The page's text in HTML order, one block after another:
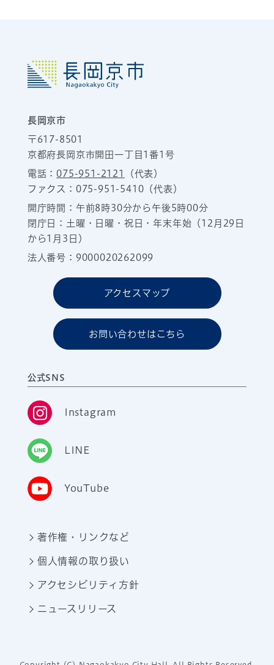
長岡京市
〒617-8501
京都府長岡京市開田一丁目1番1号
電話：075-951-2121
（代表）
ファクス：075-951-5410（代表）
開庁時間：午前8時30分から午後5時00分
閉庁日：土曜・日曜・祝日・年末年始（12月29日
から1月3日）
法人番号：9000020262099
アクセスマップ
お問い合わせはこちら
公式SNS
Instagram
LINE
YouTube
著作権・リンクなど
個人情報の取り扱い
アクセシビリティ方針
ニュースリリース